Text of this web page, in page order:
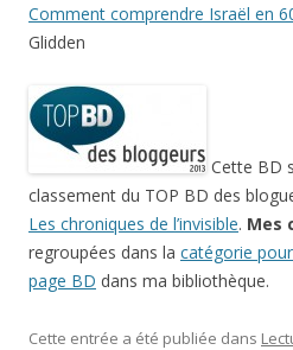
Comment comprendre Israël en
Glidden
Cette BD
classement du TOP BD des
Les chroniques de l’invisible. Mes
regroupées dans la catégorie
page BD dans ma bibliothèque.
Cette entrée a été publiée dans